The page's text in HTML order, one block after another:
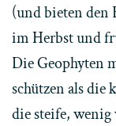
(und bieten den
im Herbst und
Die Geophyten
schützen als die
die steife,